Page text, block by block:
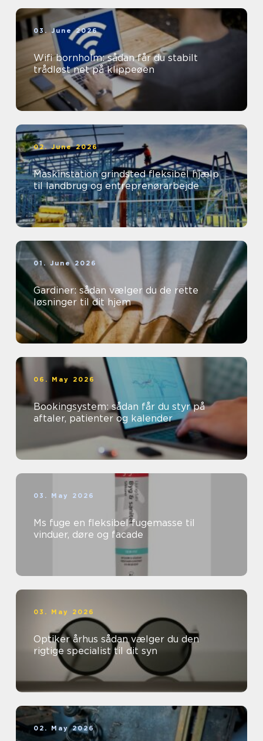
03. June 2026
Wifi bornholm: sådan får du stabilt
trådløst net på klippeøen
02. June 2026
Maskinstation grindsted fleksibel hjælp
til landbrug og entreprenørarbejde
01. June 2026
Gardiner: sådan vælger du de rette
løsninger til dit hjem
06. May 2026
Bookingsystem: sådan får du styr på
aftaler, patienter og kalender
03. May 2026
Ms fuge en fleksibel fugemasse til
vinduer, døre og facade
03. May 2026
Optiker århus sådan vælger du den
rigtige specialist til dit syn
02. May 2026